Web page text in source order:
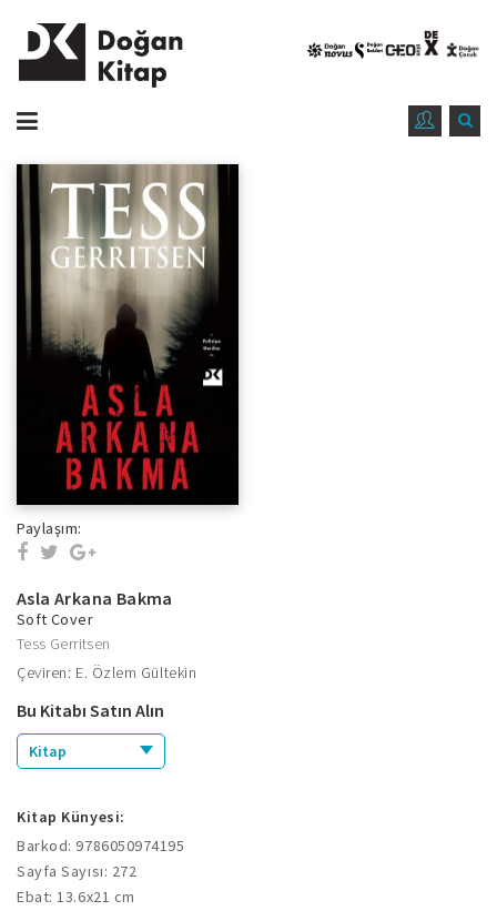
Paylaşım:
Asla Arkana Bakma
Soft Cover
Tess Gerritsen
Çeviren: E. Özlem Gültekin
Bu Kitabı Satın Alın
Kitap
Kitap Künyesi:
Barkod: 9786050974195
Sayfa Sayısı: 272
Ebat: 13.6x21 cm